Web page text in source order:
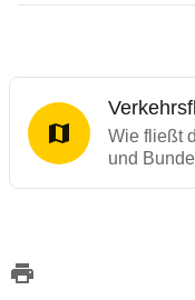
Wie fließt
und